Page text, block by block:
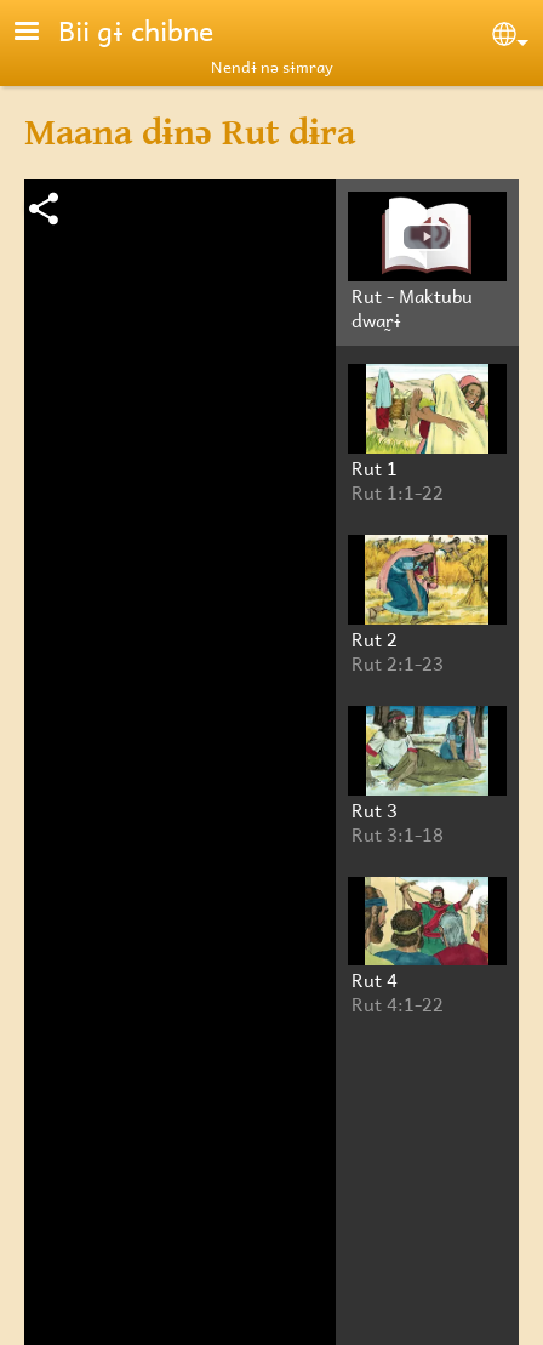
Skip to main content
Bii gɨ chibne
Nendɨ nə sɨmray
Maana dɨnə Rut dɨra
Rut - Maktubu
dwar̰ɨ
Rut 1
Rut 1:1-22
Rut 2
Rut 2:1-23
Rut 3
Rut 3:1-18
Rut 4
Rut 4:1-22